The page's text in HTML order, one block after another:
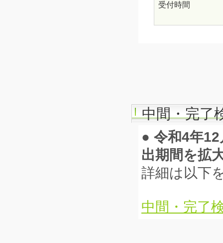
受付時間
中間・完了
● 令和4年
出期間を拡
詳細は以下
中間・完了